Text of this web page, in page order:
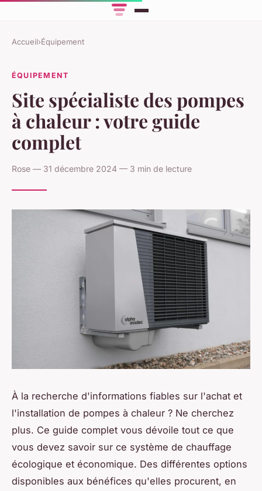
Accueil›Équipement
ÉQUIPEMENT
Site spécialiste des pompes
à chaleur : votre guide
complet
Rose — 31 décembre 2024 — 3 min de lecture
À la recherche d'informations fiables sur l'achat et
l'installation de pompes à chaleur ? Ne cherchez
plus. Ce guide complet vous dévoile tout ce que
vous devez savoir sur ce système de chauffage
écologique et économique. Des différentes options
disponibles aux bénéfices qu'elles procurent, en